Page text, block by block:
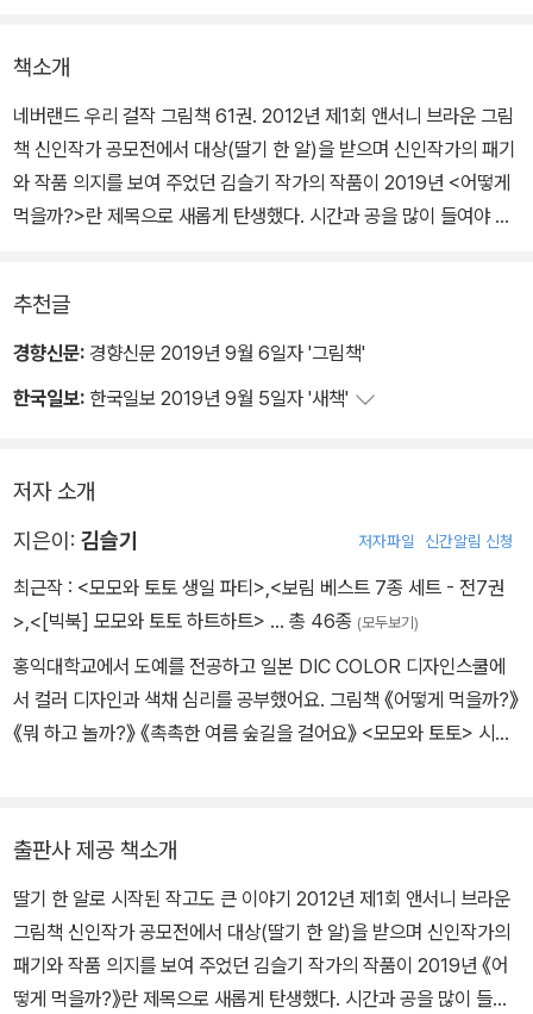
책소개
네버랜드 우리 걸작 그림책 61권. 2012년 제1회 앤서니 브라운 그림
책 신인작가 공모전에서 대상(딸기 한 알)을 받으며 신인작가의 패기
와 작품 의지를 보여 주었던 김슬기 작가의 작품이 2019년 <어떻게
먹을까?>란 제목으로 새롭게 탄생했다. 시간과 공을 많이 들여야 하
주는 그림으로 이루어진 작품”이라는 심사평(앤서니 브라운)을 받았
다.
을 구사해 온 김슬기 작가는 2019년 볼로냐 올해의 일러스트레이터
는 작가이다. 김슬기 작가는 작품 본래의 뜻을 더 잘 구현하고 싶은 의
지를 담아 새로운 표제어와 판형으로 <어떻게 먹을까?>를 선보인다.
추천글
경향신문: 경향신문 2019년 9월 6일자 '그림책'
한국일보: 한국일보 2019년 9월 5일자 '새책'
저자 소개
지은이: 김슬기 저자파일 신간알림 신청
최근작 : <모모와 토토 생일 파티>,<보림 베스트 7종 세트 - 전7권
>,<[빅북] 모모와 토토 하트하트> … 총 46종 (모두보기)
홍익대학교에서 도예를 전공하고 일본 DIC COLOR 디자인스쿨에
서 컬러 디자인과 색채 심리를 공부했어요. 그림책 《어떻게 먹을까?》
《뭐 하고 놀까?》 《촉촉한 여름 숲길을 걸어요》 <모모와 토토> 시리
출판사 제공 책소개
딸기 한 알로 시작된 작고도 큰 이야기 2012년 제1회 앤서니 브라운
그림책 신인작가 공모전에서 대상(딸기 한 알)을 받으며 신인작가의
패기와 작품 의지를 보여 주었던 김슬기 작가의 작품이 2019년 《어
떻게 먹을까?》란 제목으로 새롭게 탄생했다. 시간과 공을 많이 들여